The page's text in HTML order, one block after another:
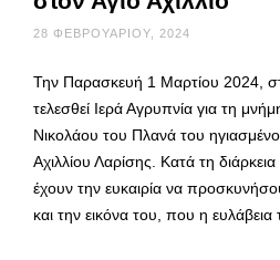
28 ΦΕΒΡΟΥΑΡΊΟΥ, 2024
Την Παρασκευή 1 Μαρτίου 2024,
τελεσθεί Ιερά Αγρυπνία για τη
Νικολάου του Πλανά του
Αχιλλίου Λαρίσης. Κατά τη
έχουν την ευκαιρία να
και την εικόνα του, που η